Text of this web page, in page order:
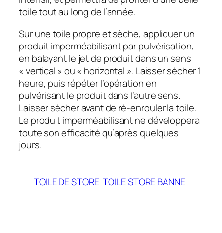
toile tout au long de l’année.
Sur une toile propre et sèche, appliquer un
produit imperméabilisant par pulvérisation,
en balayant le jet de produit dans un sens
« vertical » ou « horizontal ». Laisser sécher 1
heure, puis répéter l’opération en
pulvérisant le produit dans l’autre sens.
Laisser sécher avant de ré-enrouler la toile.
Le produit imperméabilisant ne développera
toute son efficacité qu’après quelques
jours.
TOILE DE STORE TOILE STORE BANNE